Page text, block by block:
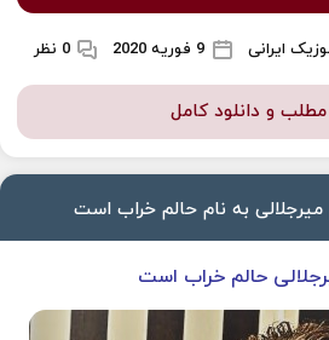
ایرانی 9 فوریه 2020 0 نظر
مطلب و دانلود کامل
به نام حالم خراب است
حالم خراب است